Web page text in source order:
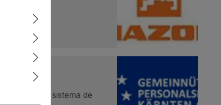
utiliza un sistema de